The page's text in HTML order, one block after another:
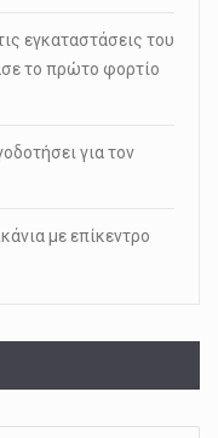
εγκαταστάσεις του
το πρώτο φορτίο
για τον
με επίκεντρο